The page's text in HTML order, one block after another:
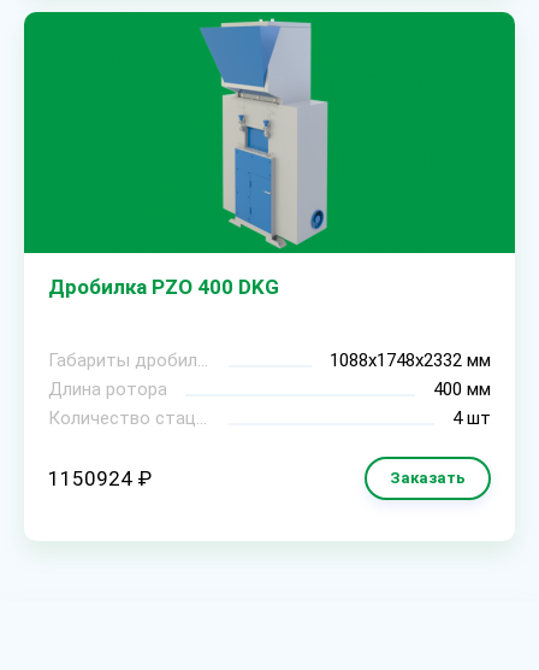
Дробилка PZO 400 DKG
Габариты дробилки (ДхШхВ)
1088х1748х2332 мм
Длина ротора
400 мм
Количество стационарных ножей
4 шт
1150924 ₽ Заказать